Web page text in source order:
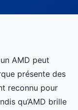
AMD peut
présente des
reconnu pour
qu’AMD brille